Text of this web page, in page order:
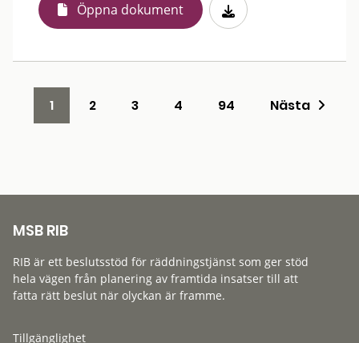
Öppna dokument
1 2 3 4 94 Nästa
MSB RIB
RIB är ett beslutsstöd för räddningstjänst som ger stöd
hela vägen från planering av framtida insatser till att
fatta rätt beslut när olyckan är framme.
Tillgänglighet